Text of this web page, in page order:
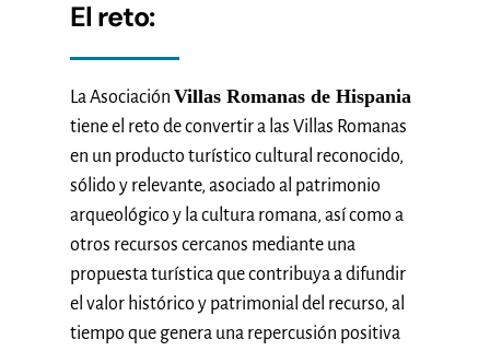
El reto:
La Asociación Villas Romanas de Hispania
tiene el reto de convertir a las Villas Romanas
en un producto turístico cultural reconocido,
sólido y relevante, asociado al patrimonio
arqueológico y la cultura romana, así como a
otros recursos cercanos mediante una
propuesta turística que contribuya a difundir
el valor histórico y patrimonial del recurso, al
tiempo que genera una repercusión positiva